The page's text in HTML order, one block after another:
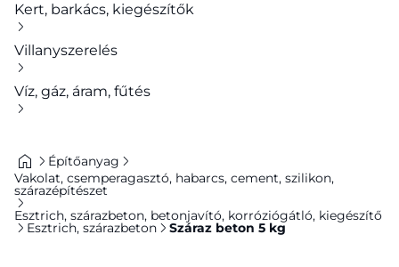
Kert, barkács, kiegészítők
Villanyszerelés
Víz, gáz, áram, fűtés
Építőanyag
Vakolat, csemperagasztó, habarcs, cement, szilikon,
szárazépítészet
Esztrich, szárazbeton, betonjavító, korróziógátló, kiegészítő
Esztrich, szárazbeton Száraz beton 5 kg